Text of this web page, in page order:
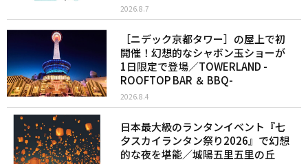
2026.8.7
［ニデック京都タワー］の屋上で初
開催！幻想的なシャボン玉ショーが
1日限定で登場／TOWERLAND -
ROOFTOP BAR ＆ BBQ-
2026.8.4
日本最大級のランタンイベント『七
夕スカイランタン祭り2026』で幻想
的な夜を堪能／城陽五里五里の丘